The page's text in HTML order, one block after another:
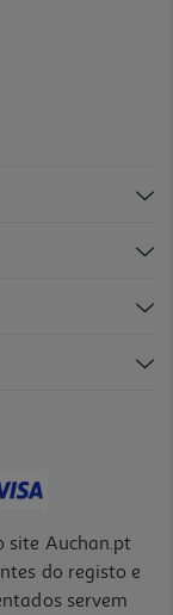
site Auchan.pt
do registo e
servem